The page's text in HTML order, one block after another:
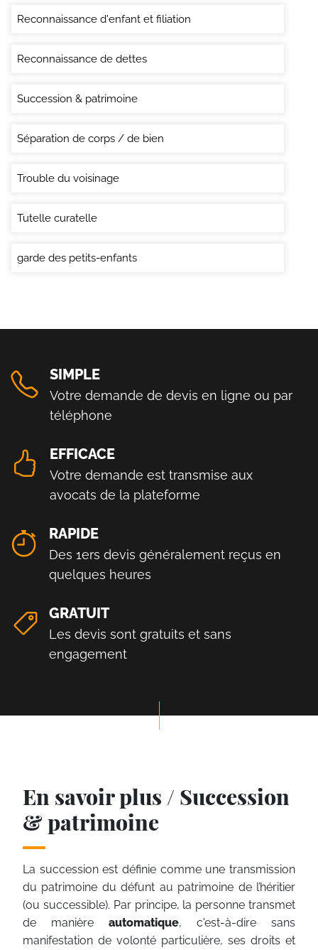
Reconnaissance d'enfant et filiation
Reconnaissance de dettes
Succession & patrimoine
Séparation de corps / de bien
Trouble du voisinage
Tutelle curatelle
garde des petits-enfants
SIMPLE
Votre demande de devis en ligne ou par
téléphone
EFFICACE
Votre demande est transmise aux
avocats de la plateforme
RAPIDE
Des 1ers devis généralement reçus en
quelques heures
GRATUIT
Les devis sont gratuits et sans
engagement
En savoir plus / Succession
& patrimoine
La succession est définie comme une transmission
du patrimoine du défunt au patrimoine de l’héritier
(ou successible). Par principe, la personne transmet
de manière automatique, c'est-à-dire sans
manifestation de volonté particulière, ses droits et